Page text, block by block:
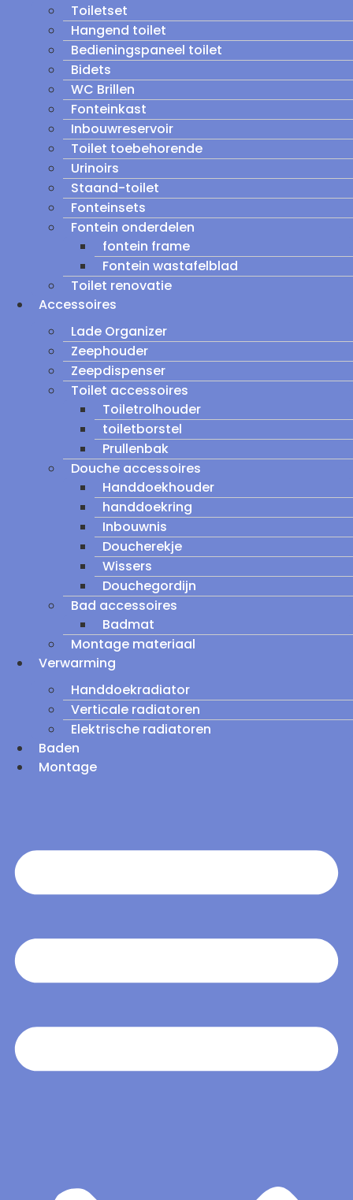
Toiletset
Hangend toilet
Bedieningspaneel toilet
Bidets
WC Brillen
Fonteinkast
Inbouwreservoir
Toilet toebehorende
Urinoirs
Staand-toilet
Fonteinsets
Fontein onderdelen
fontein frame
Fontein wastafelblad
Toilet renovatie
Accessoires
Lade Organizer
Zeephouder
Zeepdispenser
Toilet accessoires
Toiletrolhouder
toiletborstel
Prullenbak
Douche accessoires
Handdoekhouder
handdoekring
Inbouwnis
Doucherekje
Wissers
Douchegordijn
Bad accessoires
Badmat
Montage materiaal
Verwarming
Handdoekradiator
Verticale radiatoren
Elektrische radiatoren
Baden
Montage